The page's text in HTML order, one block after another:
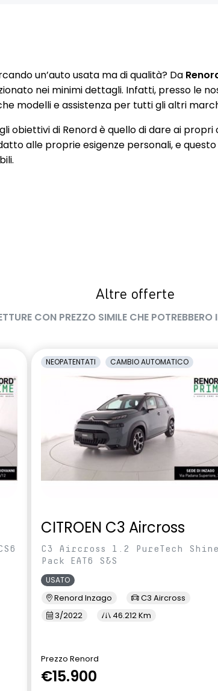
da 17" BAHAMAS Chiusura centralizzata
Commutazione automatica
abbaglianti/anabbaglianti
pneumatici Cruise Control
Lane Departure Warning
black Montanti laterali Shiny Black
con profili
Piano di carico bagagliaio
modulabile
Profili laterali cristalli
con indicatori
richiudibili
Retrovisori Esterni In Tinta
EASY LINK
con Android
un’auto usata ma di qualità? Da
nei minimi dettagli. Infatti, presso le
modelli e assistenza per tutti gli altri
obiettivi di Renord è quello di dare ai
alle proprie esigenze personali, e
Altre offerte
CON PREZZO SIMILE CHE POTREBBERO
NEOPATENTATI CAMBIO AUTOMATICO
CITROEN C3 Aircross
C3 Aircross 1.2 PureTech Shine
Pack EAT6 S&S
USATO
Renord Inzago
C3 Aircross
3/2022
46.212 Km
Prezzo Renord
€15.900